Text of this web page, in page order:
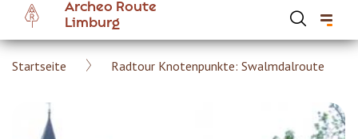
main
content
Archeo Route
Limburg
Breadcrumb
Startseite Radtour Knotenpunkte: Swalmdalroute